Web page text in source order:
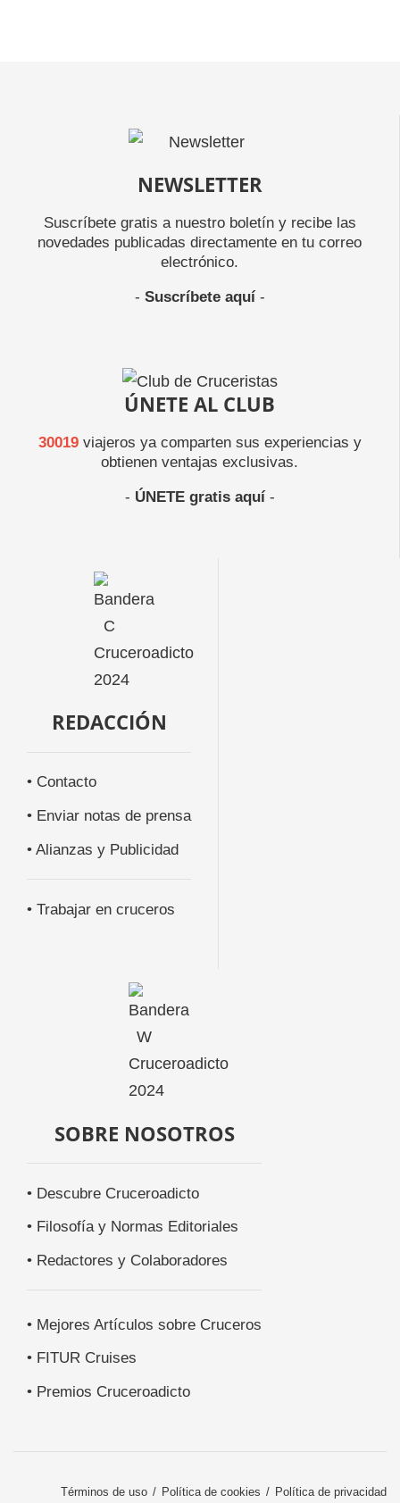
NEWSLETTER
Suscríbete gratis a nuestro boletín y recibe las
novedades publicadas directamente en tu correo
electrónico.
- Suscríbete aquí-
ÚNETE AL CLUB
30019viajeros ya comparten sus experiencias y
obtienen ventajas exclusivas.
- ÚNETE gratis aquí-
REDACCIÓN
• Contacto
• Enviar notas de prensa
• Alianzas y Publicidad
• Trabajar en cruceros
SOBRE NOSOTROS
• Descubre Cruceroadicto
• Filosofía y Normas Editoriales
• Redactores y Colaboradores
• Mejores Artículos sobre Cruceros
• FITUR Cruises
• Premios Cruceroadicto
Términos de uso Política de cookies Política de privacidad